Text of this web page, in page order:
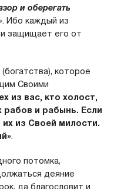
и оберегать
. Ибо каждый из
и защищает его от
которое
Своими
из вас, кто холост,
рабов и рабынь. Если
из Своей милости.
.
потомка,
деяние
да благословит и